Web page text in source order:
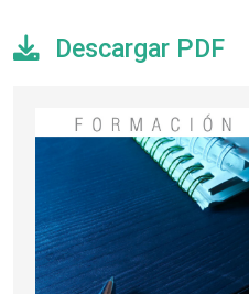
Descargar PDF